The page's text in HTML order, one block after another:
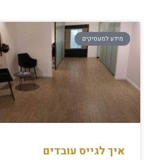
מידע למעסיקים
איך לגייס עובדים